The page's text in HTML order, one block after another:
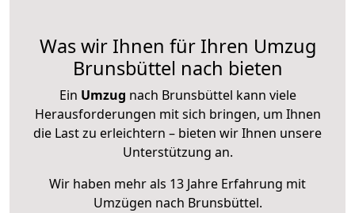
Was wir Ihnen für Ihren Umzug
Brunsbüttel nach bieten
Ein Umzug nach Brunsbüttel kann viele
Herausforderungen mit sich bringen, um Ihnen
die Last zu erleichtern – bieten wir Ihnen unsere
Unterstützung an.
Wir haben mehr als 13 Jahre Erfahrung mit
Umzügen nach Brunsbüttel.